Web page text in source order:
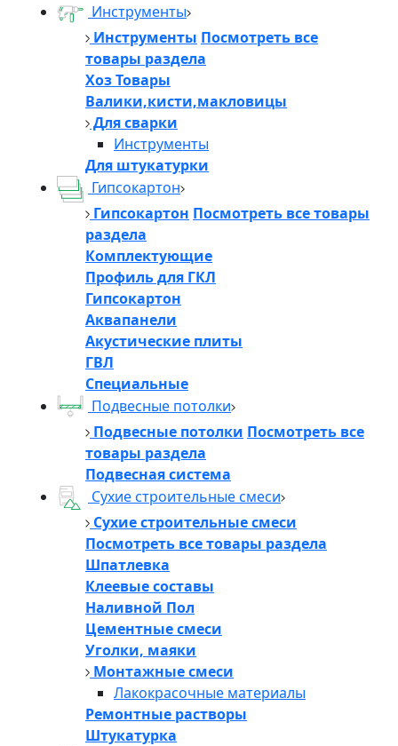
Инструменты
Инструменты Посмотреть все
товары раздела
Хоз Товары
Валики,кисти,макловицы
Для сварки
Инструменты
Для штукатурки
Гипсокартон
Гипсокартон Посмотреть все товары
раздела
Комплектующие
Профиль для ГКЛ
Гипсокартон
Аквапанели
Акустические плиты
ГВЛ
Специальные
Подвесные потолки
Подвесные потолки Посмотреть все
товары раздела
Подвесная система
Сухие строительные смеси
Сухие строительные смеси
Посмотреть все товары раздела
Шпатлевка
Клеевые составы
Наливной Пол
Цементные смеси
Уголки, маяки
Монтажные смеси
Лакокрасочные материалы
Ремонтные растворы
Штукатурка